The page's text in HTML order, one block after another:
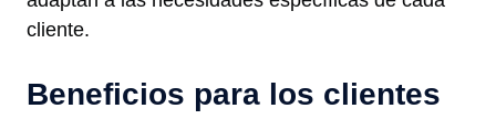
cliente.
Beneficios para los clientes